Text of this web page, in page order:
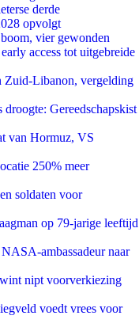
derde
opvolgt
vier gewonden
access tot uitgebreide
Zuid-Libanon, vergelding
droogte: Gereedschapskist
van Hormuz, VS
250% meer
soldaten voor
op 79-jarige leeftijd
ambassadeur naar
nipt voorverkiezing
voedt vrees voor